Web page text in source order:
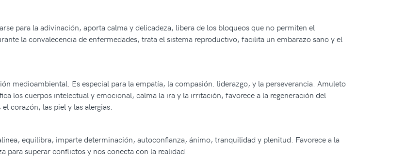
para la adivinación, aporta calma y delicadeza, libera de los bloqueos que no permiten el
la convalecencia de enfermedades, trata el sistema reproductivo, facilita un embarazo sano y el
medioambiental. Es especial para la empatía, la compasión. liderazgo, y la perseverancia. Amuleto
los cuerpos intelectual y emocional, calma la ira y la irritación, favorece a la regeneración del
corazón, las piel y las alergias.
equilibra, imparte determinación, autoconfianza, ánimo, tranquilidad y plenitud. Favorece a la
superar conflictos y nos conecta con la realidad.